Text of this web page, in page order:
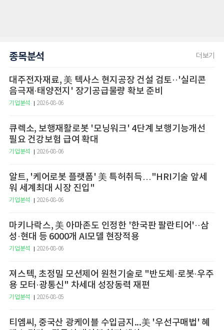
종목분석 더보기
대주전자재료, 美 텍사스 현지공장 건설 검토··'실리콘
음극재·태양전지' 장기공급물량 확보 준비
기업분석 2026-08-06
큐렉소, 보행재활로봇 '모닝워크' 4단계 보행기능개선
필요 건강보험 급여 확대
기업분석 2026-08-06
알트, '케어로봇 플랫폼' 美 특허취득…"HRI기술 앞세
워 세계최대 시장 진입"
기업분석 2026-08-06
마키나락스, 美 아마존도 인정한 '한국판 팔란티어'··삼
성·현대 등 6000개 AI모델 현장적용
기업분석 2026-08-06
져스텍, 초정밀 모션제어 원천기술로 "반도체·로봇·우주
용 모터·광통신" 차세대 성장동력 재편
기업분석 2026-08-05
티엠씨, 중국산 광케이블 수입금지...美 '우선구매법' 혜